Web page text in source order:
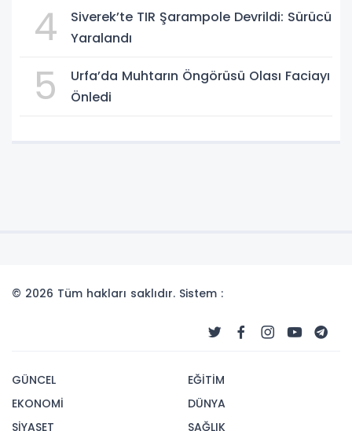
4
Siverek’te TIR Şarampole Devrildi: Sürücü
Yaralandı
5
Urfa’da Muhtarın Öngörüsü Olası Faciayı
Önledi
© 2026 Tüm hakları saklıdır. Sistem :
GÜNCEL
EKONOMİ
SİYASET
EĞİTİM
DÜNYA
SAĞLIK